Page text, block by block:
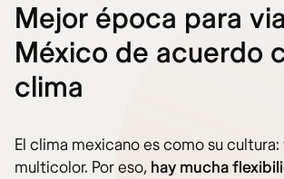
Mejor época para
México de acuerdo
clima
El clima mexicano es como su
multicolor. Por eso, hay mucha